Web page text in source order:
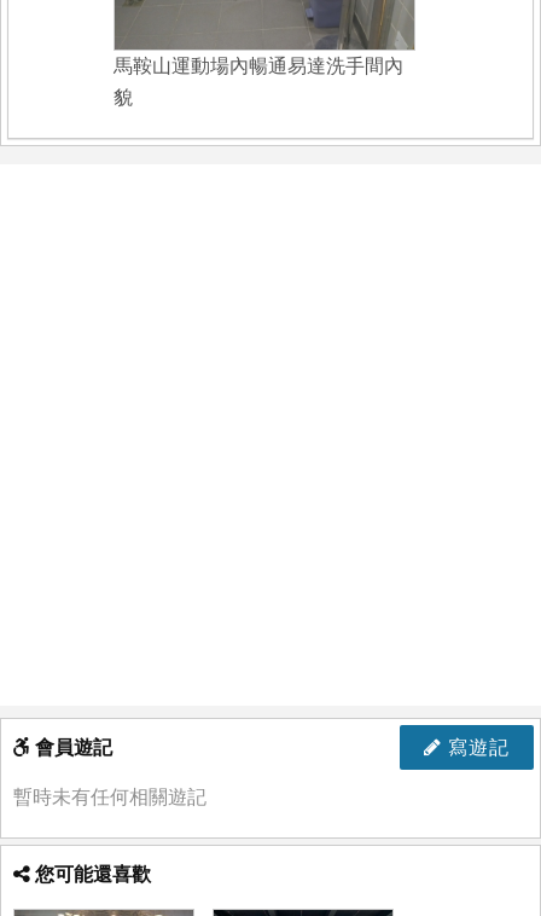
馬鞍山運動場內暢通易達洗手間內
貌
寫遊記
會員遊記
暫時未有任何相關遊記
您可能還喜歡